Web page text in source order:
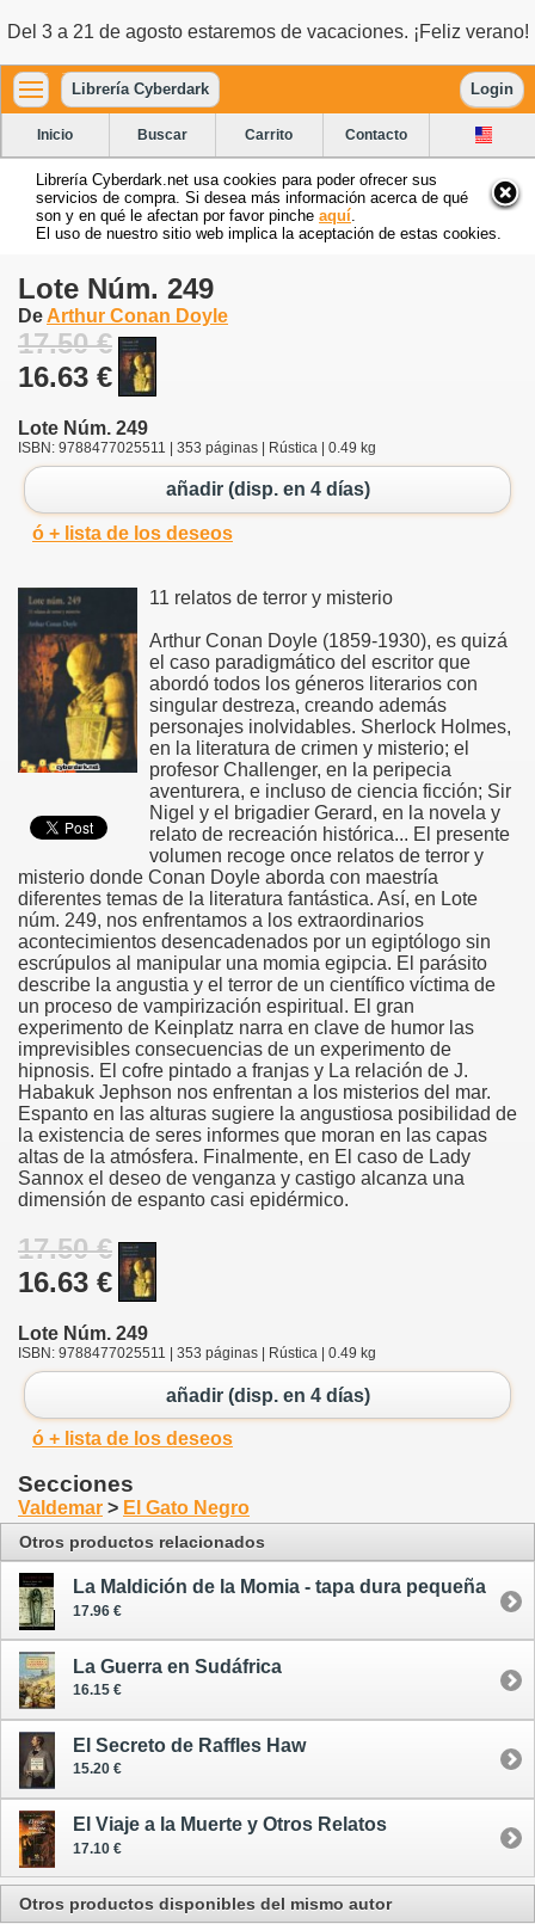
Del 3 a 21 de agosto estaremos de vacaciones. ¡Feliz verano!
Librería Cyberdark Login
Inicio Buscar Carrito Contacto
Librería Cyberdark.net usa cookies para poder ofrecer sus
servicios de compra. Si desea más información acerca de qué
son y en qué le afectan por favor pinche aquí
El uso de nuestro sitio web implica la aceptación de estas cookies.
Lote Núm. 249
De Arthur Conan Doyle
17.50 €
16.63 €
Lote Núm. 249
ISBN: 9788477025511 | 353 páginas | Rústica | 0.49 kg
añadir (disp. en 4 días)
ó + lista de los deseos
11 relatos de terror y misterio
Arthur Conan Doyle (1859-1930), es quizá
el caso paradigmático del escritor que
abordó todos los géneros literarios con
singular destreza, creando además
personajes inolvidables. Sherlock Holmes,
en la literatura de crimen y misterio; el
profesor Challenger, en la peripecia
aventurera, e incluso de ciencia ficción; Sir
Nigel y el brigadier Gerard, en la novela y
relato de recreación histórica... El presente
volumen recoge once relatos de terror y
misterio donde Conan Doyle aborda con maestría
diferentes temas de la literatura fantástica. Así, en Lote
núm. 249, nos enfrentamos a los extraordinarios
acontecimientos desencadenados por un egiptólogo sin
escrúpulos al manipular una momia egipcia. El parásito
describe la angustia y el terror de un científico víctima de
un proceso de vampirización espiritual. El gran
experimento de Keinplatz narra en clave de humor las
imprevisibles consecuencias de un experimento de
hipnosis. El cofre pintado a franjas y La relación de J.
Habakuk Jephson nos enfrentan a los misterios del mar.
Espanto en las alturas sugiere la angustiosa posibilidad de
la existencia de seres informes que moran en las capas
altas de la atmósfera. Finalmente, en El caso de Lady
Sannox el deseo de venganza y castigo alcanza una
dimensión de espanto casi epidérmico.
17.50 €
16.63 €
Lote Núm. 249
ISBN: 9788477025511 | 353 páginas | Rústica | 0.49 kg
añadir (disp. en 4 días)
ó + lista de los deseos
Secciones
Valdemar > El Gato Negro
Otros productos relacionados
La Maldición de la Momia - tapa dura pequeña
17.96 €
La Guerra en Sudáfrica
16.15 €
El Secreto de Raffles Haw
15.20 €
El Viaje a la Muerte y Otros Relatos
17.10 €
Otros productos disponibles del mismo autor